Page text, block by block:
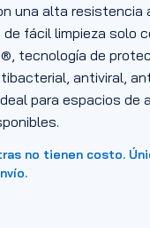
una alta resistencia
fácil limpieza solo
tecnología de
antiviral,
para espacios de
no tienen costo.